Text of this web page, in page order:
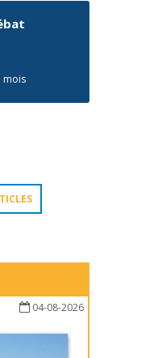
mois
04-08-2026